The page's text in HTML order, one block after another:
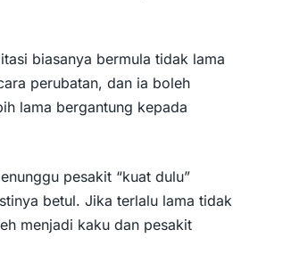
biasanya bermula tidak lama
perubatan, dan ia boleh
lama bergantung kepada
pesakit “kuat dulu”
betul. Jika terlalu lama tidak
menjadi kaku dan pesakit